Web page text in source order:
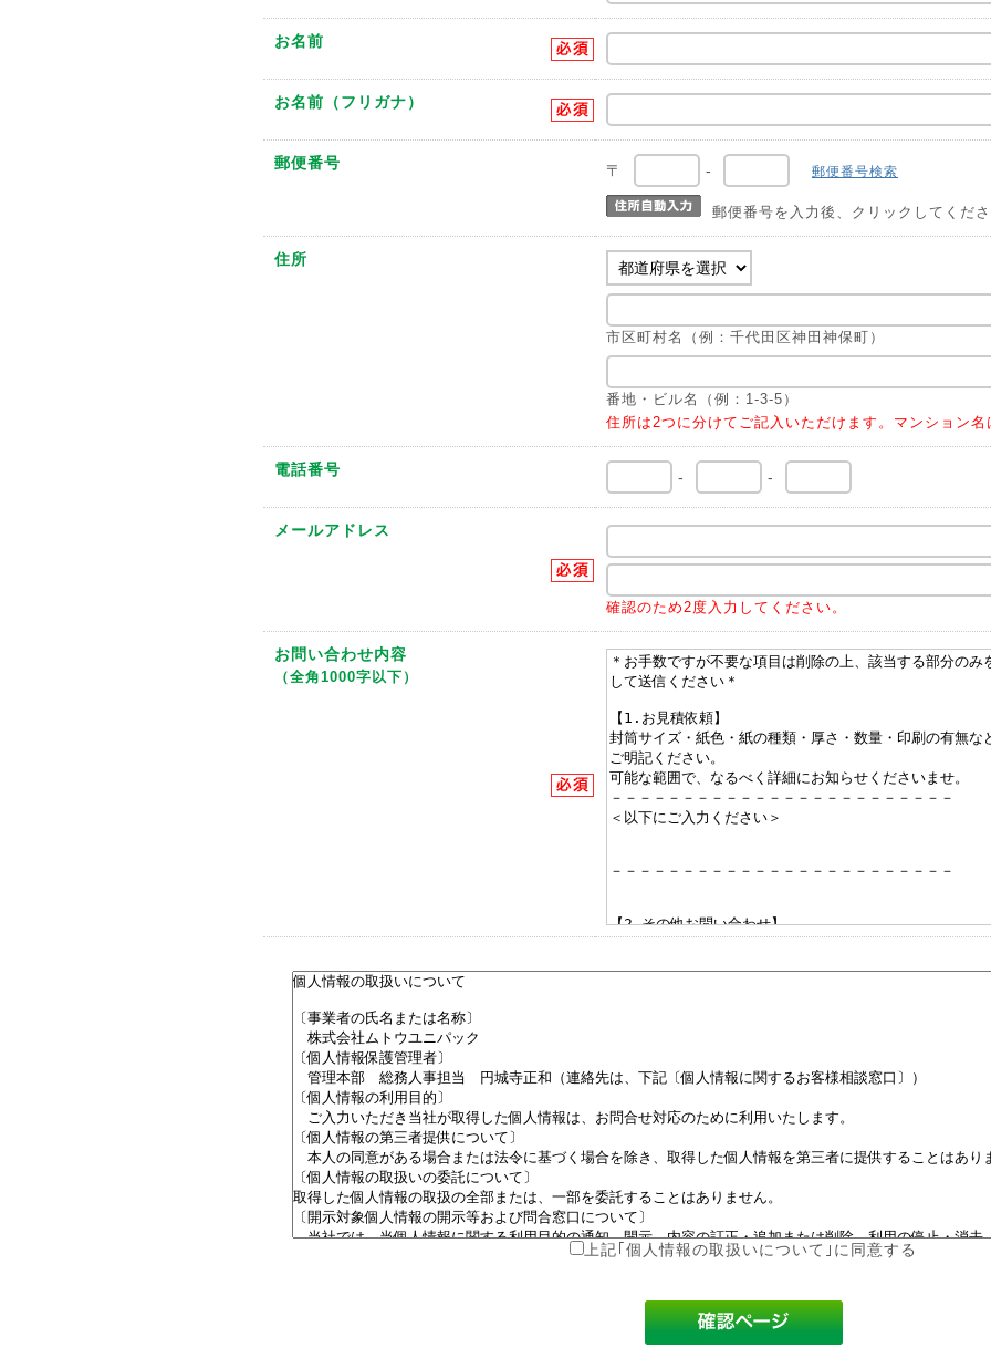
お名前
お名前（フリガナ）
郵便番号 〒 - 郵便番号検索
郵便番号を入力後、クリックしてくだ
住所
市区町村名（例：千代田区神田神保町）
番地・ビル名（例：1-3-5）
住所は2つに分けてご記入いただけます。マンション
電話番号 - -
メールアドレス
確認のため2度入力してください。
お問い合わせ内容
（全角1000字以下）
上記｢個人情報の取扱いについて｣に同意する